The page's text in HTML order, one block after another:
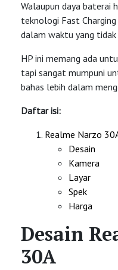
Walaupun daya baterai
teknologi Fast Charging
dalam waktu yang
HP ini memang ada
tapi sangat mumpuni
bahas lebih dalam
Daftar isi:
Realme Narzo
Desain
Kamera
Layar
Spek
Harga
Desain
30A